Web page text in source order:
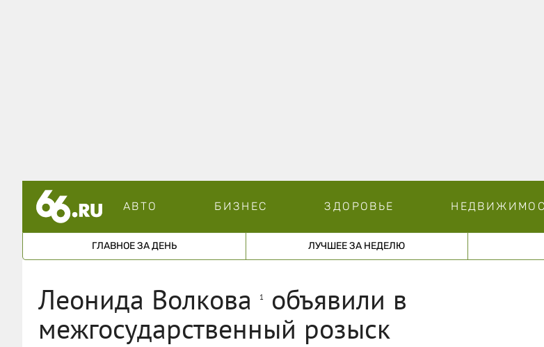
АВТО БИЗНЕС ЗДОРОВЬЕ
ГЛАВНОЕ ЗА ДЕНЬ ЛУЧШЕЕ ЗА НЕДЕЛЮ
Леонида Волкова 1
объявили в
межгосударственный розыск